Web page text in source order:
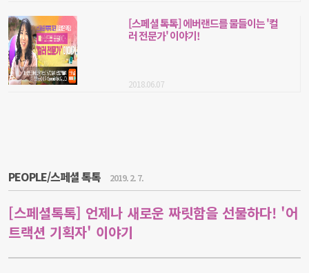
[스페셜 톡톡] 에버랜드를 물들이는 '컬
러 전문가' 이야기!
2018.06.07
PEOPLE/스페셜 톡톡 2019. 2. 7.
[스페셜톡톡] 언제나 새로운 짜릿함을 선물하다! '어
트랙션 기획자' 이야기